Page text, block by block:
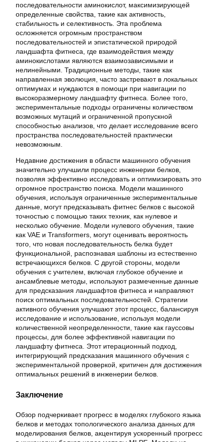
последовательности аминокислот, максимизирующей
определенные свойства, такие как активность,
стабильность и селективность. Эта проблема
осложняется огромным пространством
последовательностей и эпистатической природой
ландшафта фитнеса, где взаимодействия между
аминокислотами являются взаимозависимыми и
нелинейными. Традиционные методы, такие как
направленная эволюция, часто застревают в локальных
оптимумах и нуждаются в помощи при навигации по
высокоразмерному ландшафту фитнеса. Более того,
экспериментальные подходы ограничены количеством
возможных мутаций и ограниченной пропускной
способностью анализов, что делает исследование всего
пространства последовательностей практически
невозможным.
Недавние достижения в области машинного обучения
значительно улучшили процесс инженерии белков,
позволяя эффективно исследовать и оптимизировать это
огромное пространство поиска. Модели машинного
обучения, используя ограниченные экспериментальные
данные, могут предсказывать фитнес белков с высокой
точностью с помощью таких техник, как нулевое и
несколько обучение. Модели нулевого обучения, такие
как VAE и Transformers, могут оценивать вероятность
того, что новая последовательность белка будет
функциональной, распознавая шаблоны из естественно
встречающихся белков. С другой стороны, модели
обучения с учителем, включая глубокое обучение и
ансамблевые методы, используют размеченные данные
для предсказания ландшафтов фитнеса и направляют
поиск оптимальных последовательностей. Стратегии
активного обучения улучшают этот процесс, балансируя
исследование и использование, используя модели
количественной неопределенности, такие как гауссовы
процессы, для более эффективной навигации по
ландшафту фитнеса. Этот итерационный подход,
интегрирующий предсказания машинного обучения с
экспериментальной проверкой, критичен для достижения
оптимальных решений в инженерии белков.
Заключение
Обзор подчеркивает прогресс в моделях глубокого языка
белков и методах топологического анализа данных для
моделирования белков, акцентируя ускоренный прогресс